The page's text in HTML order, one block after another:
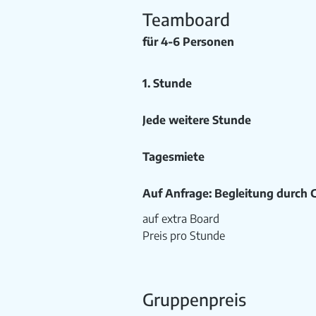
Teamboard
für 4-6 Personen
1. Stunde
Jede weitere Stunde
Tagesmiete
Auf Anfrage: Begleitung durch
auf extra Board
Preis pro Stunde
Gruppenpreis